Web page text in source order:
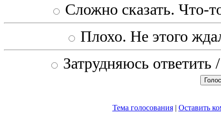
Сложно сказать. Что-
Плохо. Не этого
Затрудняюсь
Тема голосования| Оставить